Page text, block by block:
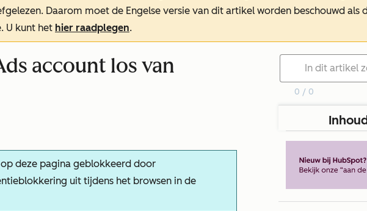
Daarom moet de Engelse versie van dit artikel worden beschouwd als
U kunt het hier raadplegen.
account los van
deze pagina geblokkeerd door
uit tijdens het browsen in de
0 / 0